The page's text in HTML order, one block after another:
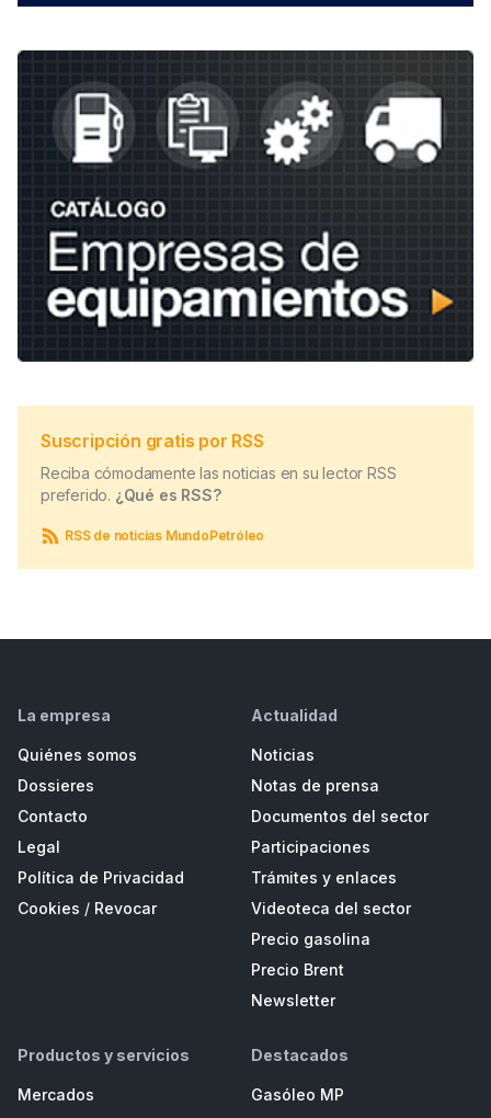
Suscripción gratis por RSS
Reciba cómodamente las noticias en su lector RSS
preferido. ¿Qué es RSS?
RSS de noticias MundoPetróleo
La empresa
Quiénes somos
Dossieres
Contacto
Legal
Política de Privacidad
Cookies / Revocar
Actualidad
Noticias
Notas de prensa
Documentos del sector
Participaciones
Trámites y enlaces
Videoteca del sector
Precio gasolina
Precio Brent
Newsletter
Productos y servicios
Mercados
Destacados
Gasóleo MP